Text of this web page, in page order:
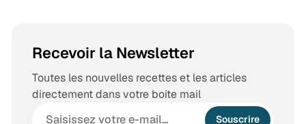
Recevoir la Newsletter
Toutes les nouvelles recettes et les articles
directement dans votre boite mail
Souscrire